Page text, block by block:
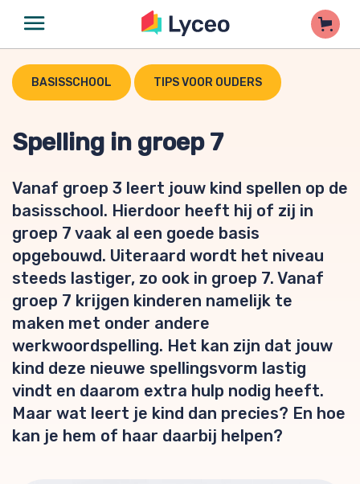
BASISSCHOOL TIPS VOOR OUDERS
Spelling in groep 7
Vanaf groep 3 leert jouw kind spellen op de
basisschool. Hierdoor heeft hij of zij in
groep 7 vaak al een goede basis
opgebouwd. Uiteraard wordt het niveau
steeds lastiger, zo ook in groep 7. Vanaf
groep 7 krijgen kinderen namelijk te
maken met onder andere
werkwoordspelling. Het kan zijn dat jouw
kind deze nieuwe spellingsvorm lastig
vindt en daarom extra hulp nodig heeft.
Maar wat leert je kind dan precies? En hoe
kan je hem of haar daarbij helpen?